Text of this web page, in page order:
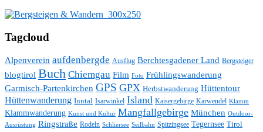
Tagcloud
Alpenverein aufdenbergde Ausflug Berchtesgadener Land Bergsteiger
blogtirol Buch Chiemgau Film Foto Frühlingswanderung
Garmisch-Partenkirchen GPS GPX Herbstwanderung Hüttentour
Hüttenwanderung Inntal Isarwinkel Island Kaisergebirge Karwendel Klamm
Klammwanderung Kunst und Kultur Mangfallgebirge München Outdoor-
Ausrüstung Ringstraße Rodeln Schliersee Seilbahn Spitzingsee Tegernsee Tirol